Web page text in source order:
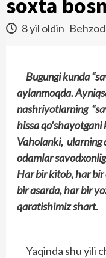
soxta
8 yil oldin Behzod
Bugungi kunda
aylanmoqda.
nashriyotlarning
hissa
Vaholanki, ularning
odamlar
Har bir kitob, har
bir asarda, har bir
qaratishimiz shart.
Yaqinda shu yili